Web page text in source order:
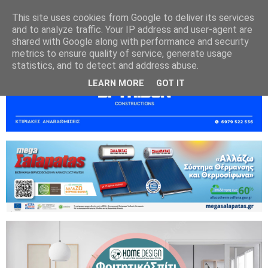
This site uses cookies from Google to deliver its services
and to analyze traffic. Your IP address and user-agent are
shared with Google along with performance and security
metrics to ensure quality of service, generate usage
statistics, and to detect and address abuse.
LEARN MORE GOT IT